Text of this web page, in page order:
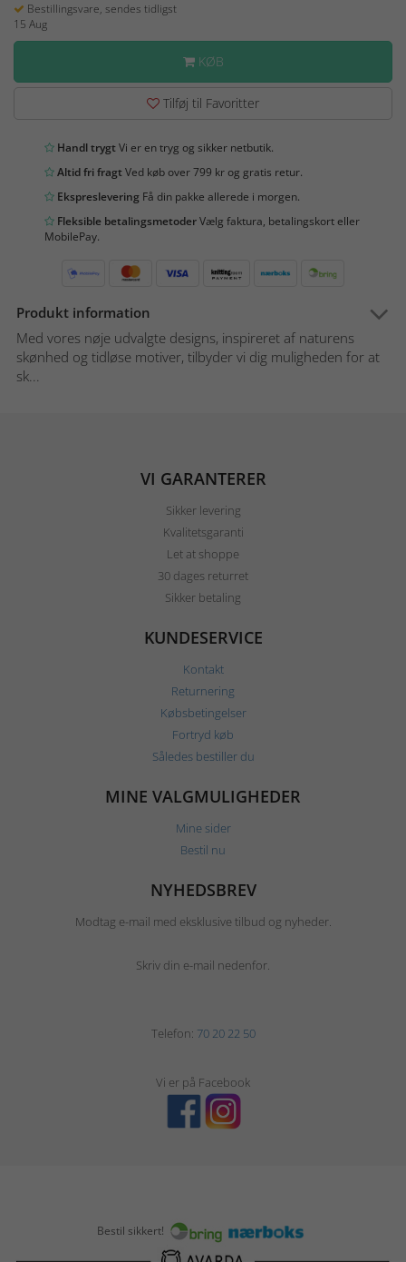
Bestillingsvare, sendes tidligst
15 Aug
KØB
Tilføj til Favoritter
Handl trygtVi er en tryg og sikker netbutik.
Altid fri fragtVed køb over 799 kr og gratis retur.
Ekspreslevering Få din pakke allerede i morgen.
Fleksible betalingsmetoderVælg faktura, betalingskort eller
MobilePay.
Produkt information
Med vores nøje udvalgte designs, inspireret af naturens
skønhed og tidløse motiver, tilbyder vi dig muligheden for at
sk...
VI GARANTERER
Sikker levering
Kvalitetsgaranti
Let at shoppe
30 dages returret
Sikker betaling
KUNDESERVICE
Kontakt
Returnering
Købsbetingelser
Fortryd køb
Således bestiller du
MINE VALGMULIGHEDER
Mine sider
Bestil nu
NYHEDSBREV
Modtag e-mail med eksklusive tilbud og nyheder.
Skriv din e-mail nedenfor.
Telefon: 70 20 22 50
Vi er på Facebook
Bestil sikkert!